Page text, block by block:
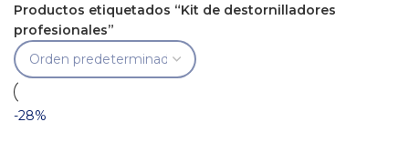
Productos etiquetados “Kit de destornilladores
profesionales”
-28%